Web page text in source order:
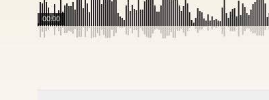
00:00